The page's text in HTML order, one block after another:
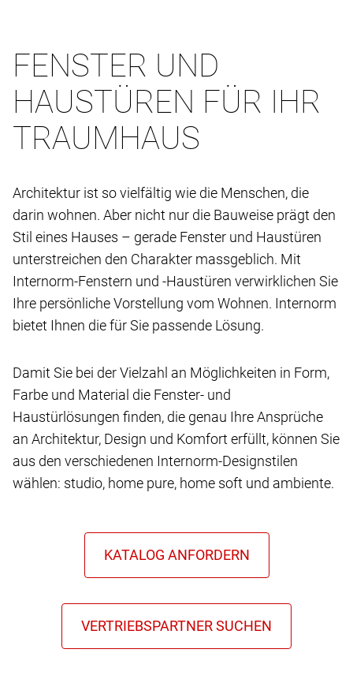
FENSTER UND
HAUSTÜREN FÜR IHR
TRAUMHAUS
Architektur ist so vielfältig wie die Menschen, die
darin wohnen. Aber nicht nur die Bauweise prägt den
Stil eines Hauses – gerade Fenster und Haustüren
unterstreichen den Charakter massgeblich. Mit
Internorm-Fenstern und -Haustüren verwirklichen Sie
Ihre persönliche Vorstellung vom Wohnen. Internorm
bietet Ihnen die für Sie passende Lösung.
Damit Sie bei der Vielzahl an Möglichkeiten in Form,
Farbe und Material die Fenster- und
Haustürlösungen finden, die genau Ihre Ansprüche
an Architektur, Design und Komfort erfüllt, können Sie
aus den verschiedenen Internorm-Designstilen
wählen: studio, home pure, home soft und ambiente.